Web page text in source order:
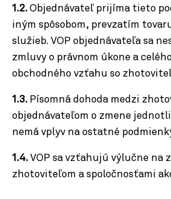
1.2. Objednávateľ prijíma tieto
iným spôsobom, prevzatím
služieb. VOP objednávateľa sa
zmluvy o právnom úkone a
obchodného vzťahu so
1.3. Písomná dohoda medzi
objednávateľom o zmene
nemá vplyv na ostatné
1.4. VOP sa vzťahujú výlučne na
zhotoviteľom a spoločnosťami